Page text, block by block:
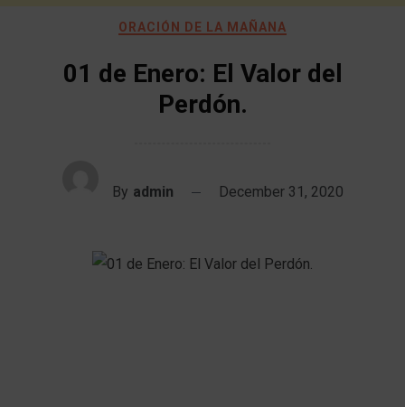
ORACIÓN DE LA MAÑANA
01 de Enero: El Valor del
Perdón.
By admin December 31, 2020